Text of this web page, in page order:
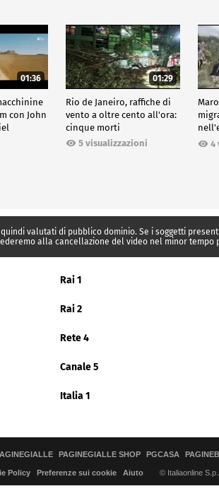
01:36
con John
01:29
Rio de Janeiro, raffiche di
vento a oltre cento all'ora:
cinque morti
5 visualizzazioni
4
valutati di pubblico dominio. Se i soggetti
alla cancellazione del video nel minor tempo
Rai 1
Rai 2
Rete 4
Canale 5
Italia 1
PAGINEGIALLE SHOP PGCASA
Policy Preferenze sui cookie Aiuto © Italiaonline